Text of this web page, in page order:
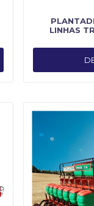
LINHAS
CENTER -